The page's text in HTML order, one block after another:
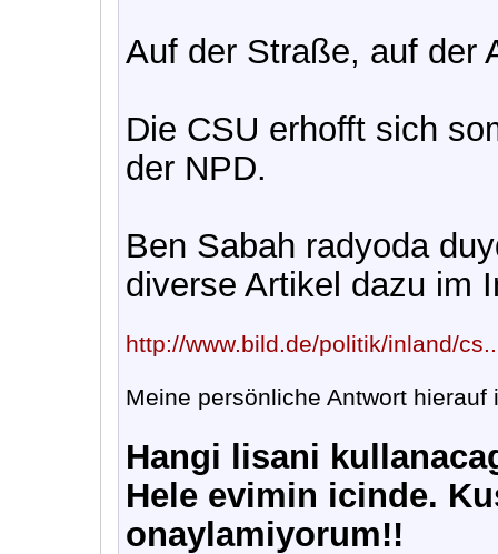
Auf der Straße, auf der
Die CSU erhofft sich
der NPD.
Ben Sabah radyoda
diverse Artikel dazu im
http://www.bild.de/politik/inland/
Meine persönliche Antwort hierauf
Hangi lisani
Hele evimin icinde.
onaylamiyorum!!